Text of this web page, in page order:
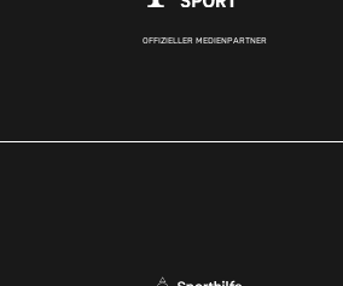
OFFIZIELLER MEDIENPARTNER